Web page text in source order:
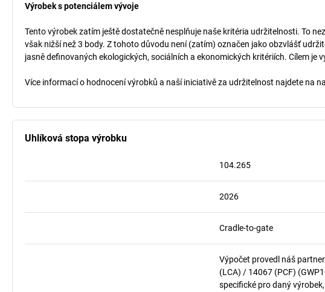
Výrobek s potenciálem vývoje
Tento výrobek zatím ještě dostatečně nesplňuje naše kritéria udržitelnosti. To
však nižší než 3 body. Z tohoto důvodu není (zatím) označen jako obzvlášť
jasně definovaných ekologických, sociálních a ekonomických kritériích. Cílem
Více informací o hodnocení výrobků a naší iniciativě za udržitelnost najdete na
Uhlíková stopa výrobku
104.265
2026
Cradle-to-gate
Výpočet provedl náš
(LCA) / 14067 (PCF)
specifické pro daný